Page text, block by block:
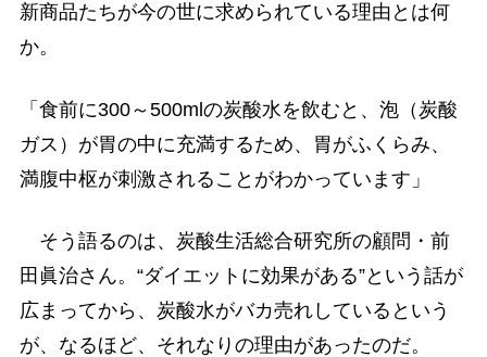
新商品たちが今の世に求められている理由とは何
か。
「食前に300～500mlの炭酸水を飲むと、泡（炭酸
ガス）が胃の中に充満するため、胃がふくらみ、
満腹中枢が刺激されることがわかっています」
そう語るのは、炭酸生活総合研究所の顧問・前
田眞治さん。“ダイエットに効果がある”という話が
広まってから、炭酸水がバカ売れしているという
が、なるほど、それなりの理由があったのだ。